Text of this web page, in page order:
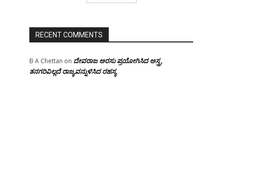
RECENT COMMENTS
B A Chettan on ದೇವರಾಜ ಅರಸು ಪ್ರಯೋಗಿಸಿದ ಅಸ್ತ್ರ,
ತನಗರಿವಿಲ್ಲದೆ ರಾಜ್ಯವನ್ನುಳಿಸಿದ ರಹಸ್ಯ